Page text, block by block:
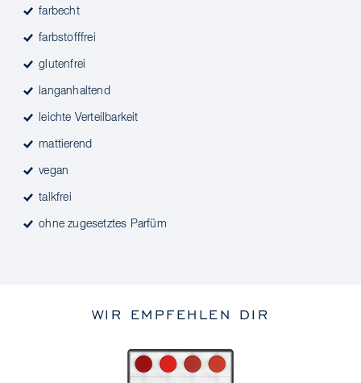
farbecht
farbstofffrei
glutenfrei
langanhaltend
leichte Verteilbarkeit
mattierend
vegan
talkfrei
ohne zugesetztes Parfüm
WIR EMPFEHLEN DIR